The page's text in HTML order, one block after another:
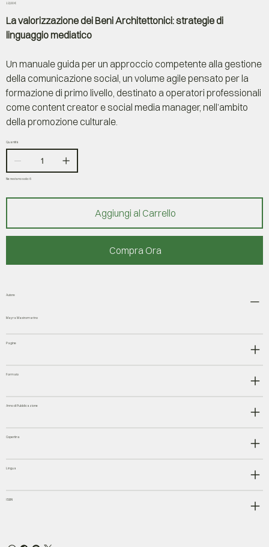
Prezzo
12,00 €
La valorizzazione dei Beni Architettonici: strategie di
linguaggio mediatico
Un manuale guida per un approccio competente alla gestione
della comunicazione social, un volume agile pensato per la
formazione di primo livello, destinato a operatori professionali
come content creator e social media manager, nell’ambito
della promozione culturale.
Quantità
Ne restano solo: 6
Aggiungi al Carrello
Compra Ora
Autore
Mayra Mastromarino
Pagine
Formato
Anno di Pubblicazione
Copertina
Lingua
ISBN